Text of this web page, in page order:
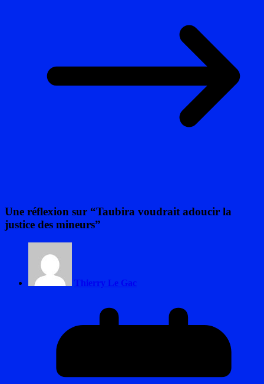
Une réflexion sur “Taubira voudrait adoucir la
justice des mineurs”
Thierry Le Gac